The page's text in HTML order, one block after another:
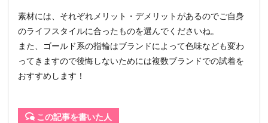
素材には、それぞれメリット・デメリットがあるのでご自身
のライフスタイルに合ったものを選んでくださいね。
また、ゴールド系の指輪はブランドによって色味なども変わ
ってきますので後悔しないためには複数ブランドでの試着を
おすすめします！
この記事を書いた人